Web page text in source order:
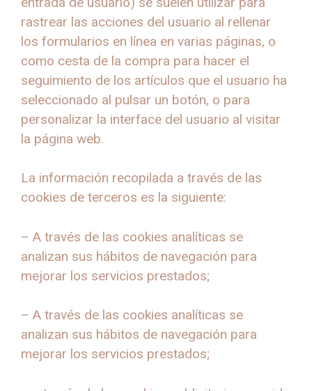
rastrear las acciones del usuario al rellenar
los formularios en línea en varias páginas, o
como cesta de la compra para hacer el
seguimiento de los artículos que el usuario ha
seleccionado al pulsar un botón, o para
personalizar la interface del usuario al visitar
la página web.
La información recopilada a través de las
cookies de terceros es la siguiente:
– A través de las cookies analíticas se
analizan sus hábitos de navegación para
mejorar los servicios prestados;
– A través de las cookies analíticas se
analizan sus hábitos de navegación para
mejorar los servicios prestados;